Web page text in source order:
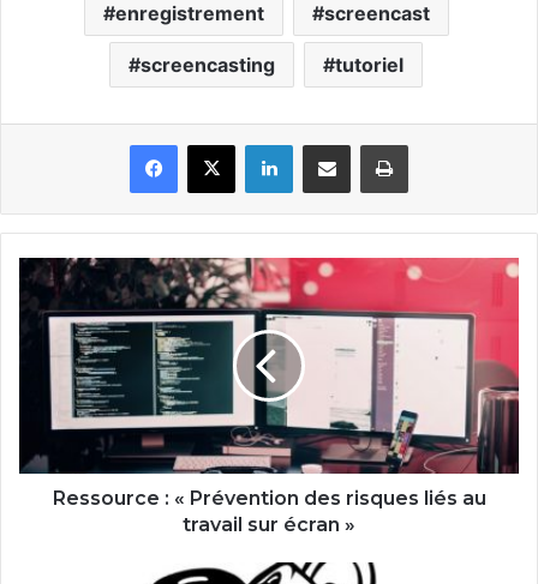
enregistrement screencast
screencasting tutoriel
Facebook
X LinkedinPartager par email Imprimer
Ressource
:
Prévention
risques
travail
Ressource : « Prévention des risques liés au
travail sur écran »